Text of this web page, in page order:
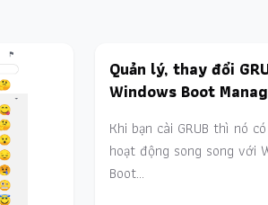
Quản lý, thay đổi
Windows Boot
Khi bạn cài GRUB thì nó
hoạt động song song với
Boot…